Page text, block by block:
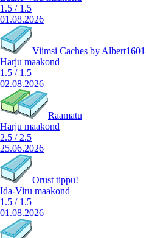
1.5 / 1.5
01.08.2026
Viimsi Caches by
Harju maakond
1.5 / 1.5
02.08.2026
Raamatu
Harju maakond
2.5 / 2.5
25.06.2026
Orust tippu!
Ida-Viru maakond
1.5 / 1.5
01.08.2026